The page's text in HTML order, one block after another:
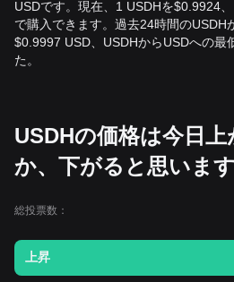
USDです。現在、1 USDHを$0.9924
で購入できます。過去24時間のUSDH
$0.9997 USD、USDHからUSDへの最
た。
USDHの価格は今日
か、下がると思いま
総投票数：
上昇